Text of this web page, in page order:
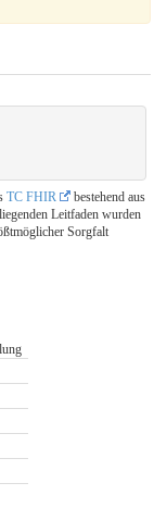
TC FHIR
bestehend aus
Leitfaden wurden
Sorgfalt